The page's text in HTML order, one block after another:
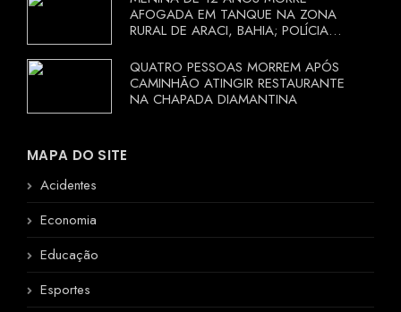
AFOGADA EM TANQUE NA ZONA
RURAL DE ARACI, BAHIA; POLÍCIA
QUATRO PESSOAS MORREM APÓS
CAMINHÃO ATINGIR RESTAURANTE
NA CHAPADA DIAMANTINA
MAPA DO SITE
Acidentes
Economia
Educação
Esportes